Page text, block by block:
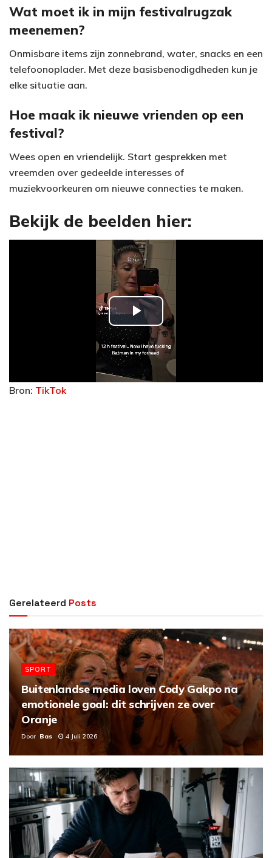
Wat moet ik in mijn festivalrugzak
meenemen?
Onmisbare items zijn zonnebrand, water, snacks en een
telefoonoplader. Met deze basisbenodigdheden kun je
elke situatie aan.
Hoe maak ik nieuwe vrienden op een
festival?
Wees open en vriendelijk. Start gesprekken met
vreemden over gedeelde interesses of
muziekvoorkeuren om nieuwe connecties te maken.
Bekijk de beelden hier:
P
l
a
Bron: TikTok
Gerelateerd Posts
SPORT
Buitenlandse media loven Cody Gakpo na
emotionele goal: dit schrijven ze over
Oranje
Door Bas 4 Juli 2026